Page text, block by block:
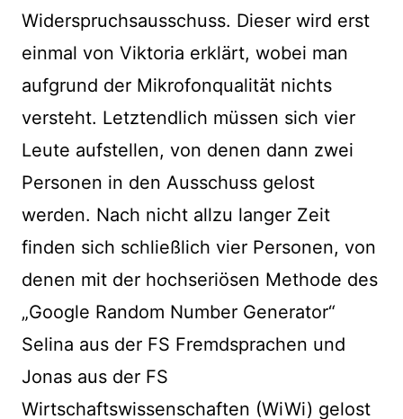
Widerspruchsausschuss. Dieser wird erst
einmal von Viktoria erklärt, wobei man
aufgrund der Mikrofonqualität nichts
versteht. Letztendlich müssen sich vier
Leute aufstellen, von denen dann zwei
Personen in den Ausschuss gelost
werden. Nach nicht allzu langer Zeit
finden sich schließlich vier Personen, von
denen mit der hochseriösen Methode des
„Google Random Number Generator“
Selina aus der FS Fremdsprachen und
Jonas aus der FS
Wirtschaftswissenschaften (WiWi) gelost